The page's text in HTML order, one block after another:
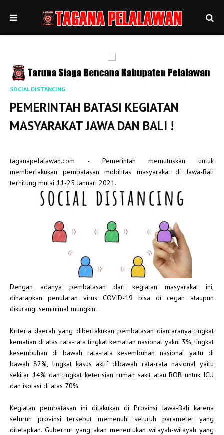
SOCIAL DISTANCING
PEMERINTAH BATASI KEGIATAN
MASYARAKAT JAWA DAN BALI !
taganapelalawan.com - Pemerintah memutuskan untuk
memberlakukan pembatasan mobilitas masyarakat di Jawa-Bali
terhitung mulai 11-25 Januari 2021.
Dengan adanya pembatasan dari kegiatan masyarakat ini,
diharapkan penularan virus COVID-19 bisa di cegah ataupun
dikurangi seminimal mungkin.
Kriteria daerah yang diberlakukan pembatasan diantaranya tingkat
kematian di atas rata-rata tingkat kematian nasional yakni 3%, tingkat
kesembuhan di bawah rata-rata kesembuhan nasional yaitu di
bawah 82%, tingkat kasus aktif dibawah rata-rata nasional yaitu
sekitar 14% dan tingkat keterisian rumah sakit atau BOR untuk ICU
dan isolasi di atas 70%.
Kegiatan pembatasan ini dilakukan di Provinsi Jawa-Bali karena
seluruh provinsi tersebut memenuhi seluruh parameter yang
ditetapkan. Gubernur yang akan menentukan wilayah-wilayah yang